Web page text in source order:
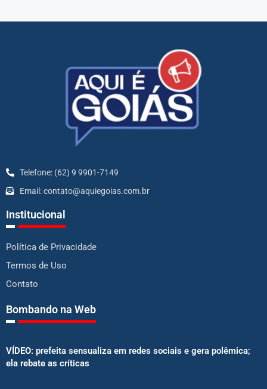
Telefone: (62) 9 9901-7149
Email: contato@aquiegoias.com.br
Institucional
Política de Privacidade
Termos de Uso
Contato
Bombando na Web
VÍDEO: prefeita sensualiza em redes sociais e gera polêmica;
ela rebate as críticas